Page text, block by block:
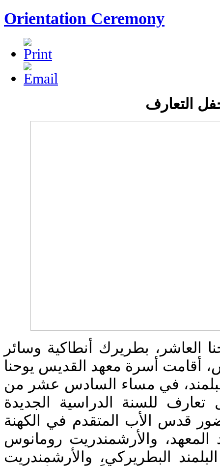
Orientation Ceremony
التعارف
العاشر، بطريرك أنطاكية وسائر
أقامت أسرة معهد القديس يوحنا
في مساء السادس عشر من
للسنة الدراسية الجديدة
بحضور قدس الأب المتقدم في الكهنة
والأرشمندريت رومانوس
البطريركي، والأرشمندريت